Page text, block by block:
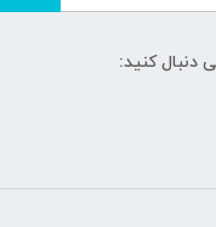
دنبال کنید: